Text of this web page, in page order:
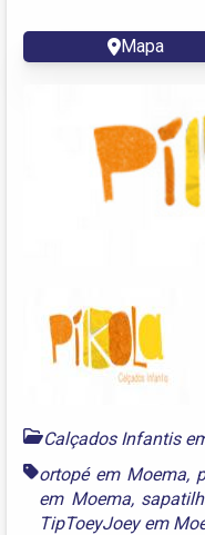
Mapa
Calçados Infantis
ortopé em Moema,
em Moema,
TipToeyJoey em